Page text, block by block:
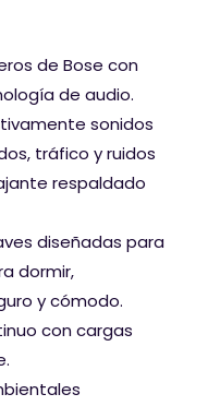
de Bose con
de audio.
sonidos
tráfico y ruidos
respaldado
diseñadas para
dormir,
y cómodo.
con cargas